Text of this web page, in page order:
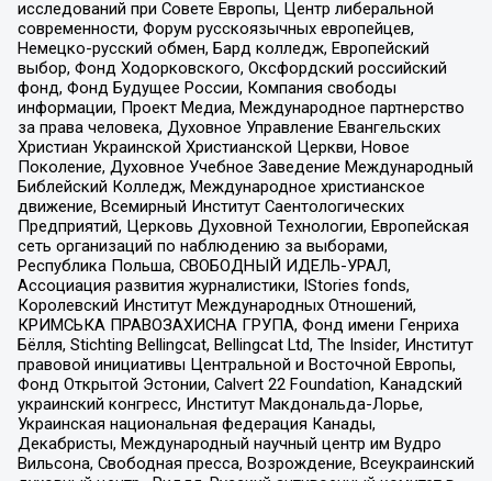
исследований при Совете Европы, Центр либеральной
современности, Форум русскоязычных европейцев,
Немецко-русский обмен, Бард колледж, Европейский
выбор, Фонд Ходорковского, Оксфордский российский
фонд, Фонд Будущее России, Компания свободы
информации, Проект Медиа, Международное партнерство
за права человека, Духовное Управление Евангельских
Христиан Украинской Христианской Церкви, Новое
Поколение, Духовное Учебное Заведение Международный
Библейский Колледж, Международное христианское
движение, Всемирный Институт Саентологических
Предприятий, Церковь Духовной Технологии, Европейская
сеть организаций по наблюдению за выборами,
Республика Польша, СВОБОДНЫЙ ИДЕЛЬ-УРАЛ,
Ассоциация развития журналистики, IStories fonds,
Королевский Институт Международных Отношений,
КРИМСЬКА ПРАВОЗАХИСНА ГРУПА, Фонд имени Генриха
Бёлля, Stichting Bellingcat, Bellingcat Ltd, The Insider, Институт
правовой инициативы Центральной и Восточной Европы,
Фонд Открытой Эстонии, Calvert 22 Foundation, Канадский
украинский конгресс, Институт Макдональда-Лорье,
Украинская национальная федерация Канады,
Декабристы, Международный научный центр им Вудро
Вильсона, Свободная пресса, Возрождение, Всеукраинский